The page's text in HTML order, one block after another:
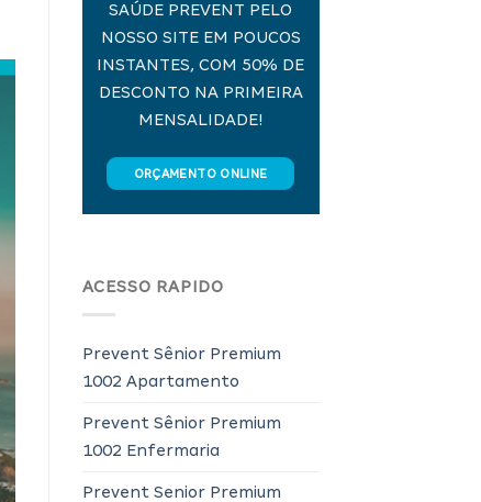
SAÚDE PREVENT PELO
NOSSO SITE EM POUCOS
INSTANTES, COM 50% DE
DESCONTO NA PRIMEIRA
MENSALIDADE!
ORÇAMENTO ONLINE
ACESSO RAPIDO
Prevent Sênior Premium
1002 Apartamento
Prevent Sênior Premium
1002 Enfermaria
Prevent Senior Premium